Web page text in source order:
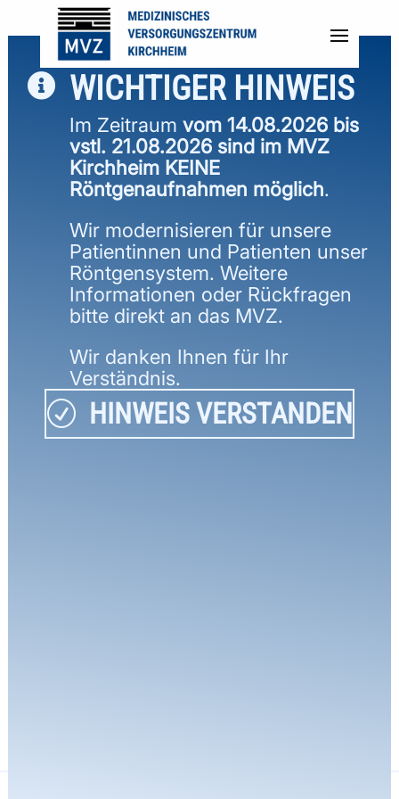
 WICHTIGER HINWEIS
Im Zeitraum vom 14.08.2026 bis
vstl. 21.08.2026 sind im MVZ
Kirchheim KEINE
Röntgenaufnahmen möglich.
Wir modernisieren für unsere
Patientinnen und Patienten unser
Röntgensystem. Weitere
Informationen oder Rückfragen
bitte direkt an das MVZ.
Wir danken Ihnen für Ihr
Verständnis.
R HINWEIS VERSTANDEN
JASMIN STRAUSS
KINDER- & JUGENDMEDIZIN